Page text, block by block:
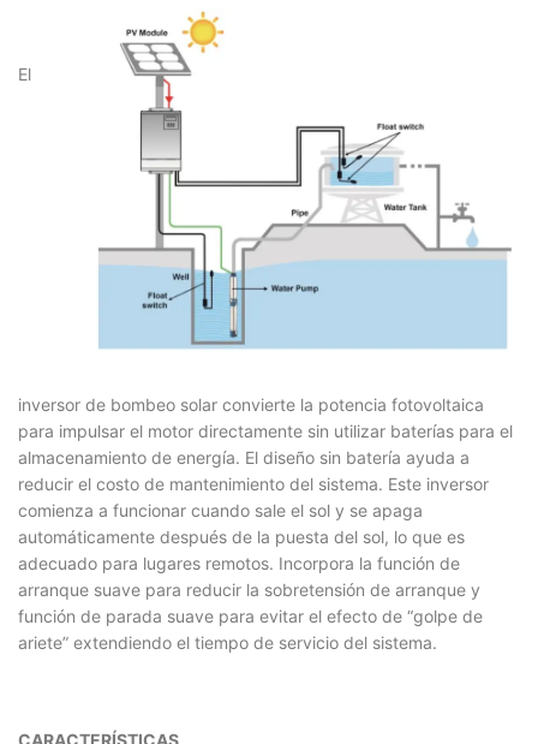
El
inversor de bombeo solar convierte la potencia fotovoltaica
para impulsar el motor directamente sin utilizar baterías para el
almacenamiento de energía. El diseño sin batería ayuda a
reducir el costo de mantenimiento del sistema. Este inversor
comienza a funcionar cuando sale el sol y se apaga
automáticamente después de la puesta del sol, lo que es
adecuado para lugares remotos. Incorpora la función de
arranque suave para reducir la sobretensión de arranque y
función de parada suave para evitar el efecto de “golpe de
ariete” extendiendo el tiempo de servicio del sistema.